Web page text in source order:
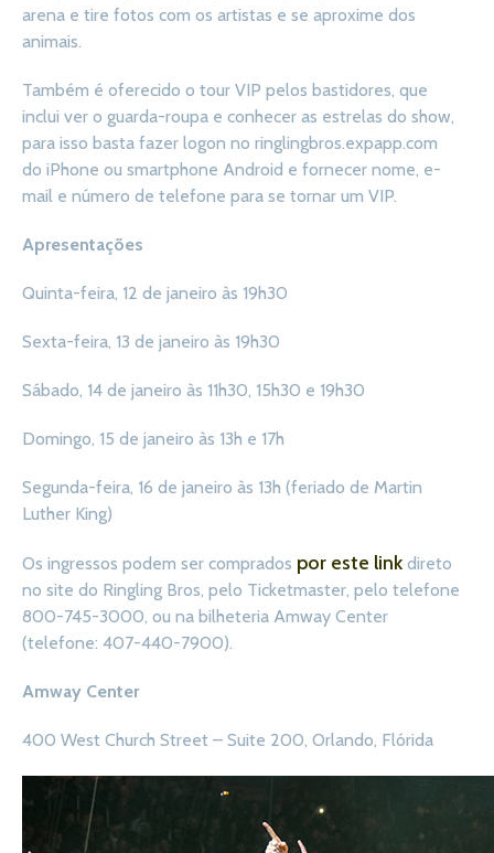
arena e tire fotos com os artistas e se aproxime dos
animais.
Também é oferecido o tour VIP pelos bastidores, que
inclui ver o guarda-roupa e conhecer as estrelas do show,
para isso basta fazer logon no ringlingbros.expapp.com
do iPhone ou smartphone Android e fornecer nome, e-
mail e número de telefone para se tornar um VIP.
Apresentações
Quinta-feira, 12 de janeiro às 19h30
Sexta-feira, 13 de janeiro às 19h30
Sábado, 14 de janeiro às 11h30, 15h30 e 19h30
Domingo, 15 de janeiro às 13h e 17h
Segunda-feira, 16 de janeiro às 13h (feriado de Martin
Luther King)
Os ingressos podem ser comprados por este link direto
no site do Ringling Bros, pelo Ticketmaster, pelo telefone
800-745-3000, ou na bilheteria Amway Center
(telefone: 407-440-7900).
Amway Center
400 West Church Street – Suite 200, Orlando, Flórida